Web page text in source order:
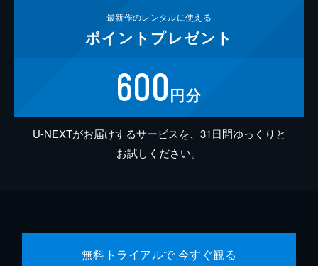
最新作のレンタルに使える
ポイント プレゼント
600円分
U-NEXTがお届けするサービスを、31日間ゆっくりと
お試しください。
無料トライアルで 今すぐ観る